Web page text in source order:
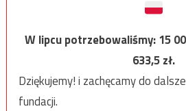
W lipcu potrzebowaliśmy:15
633,5zł.
Dziękujemy! i zachęcamy do
fundacji.